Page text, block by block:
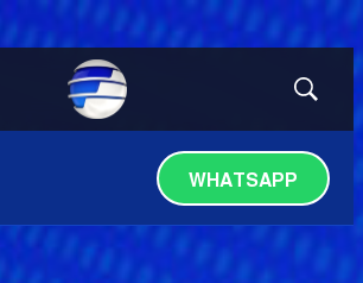
Mostrar
WHATSAPP